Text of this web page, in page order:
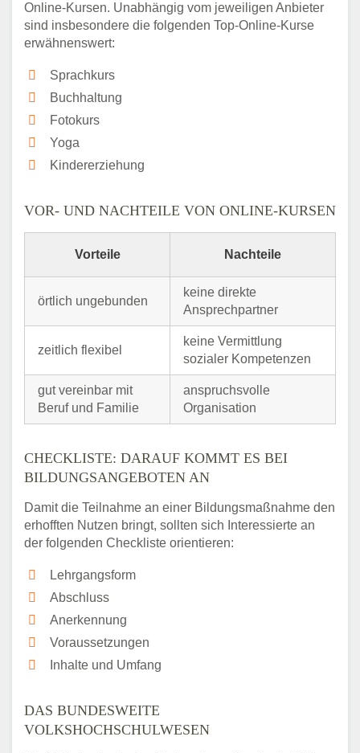
Online-Kursen. Unabhängig vom jeweiligen Anbieter
sind insbesondere die folgenden Top-Online-Kurse
erwähnenswert:
Sprachkurs
Buchhaltung
Fotokurs
Yoga
Kindererziehung
VOR- UND NACHTEILE VON ONLINE-KURSEN
Vorteile Nachteile
örtlich ungebunden
keine direkte
Ansprechpartner
zeitlich flexibel
keine Vermittlung
sozialer Kompetenzen
gut vereinbar mit
Beruf und Familie
anspruchsvolle
Organisation
CHECKLISTE: DARAUF KOMMT ES BEI
BILDUNGSANGEBOTEN AN
Damit die Teilnahme an einer Bildungsmaßnahme den
erhofften Nutzen bringt, sollten sich Interessierte an
der folgenden Checkliste orientieren:
Lehrgangsform
Abschluss
Anerkennung
Voraussetzungen
Inhalte und Umfang
DAS BUNDESWEITE
VOLKSHOCHSCHULWESEN